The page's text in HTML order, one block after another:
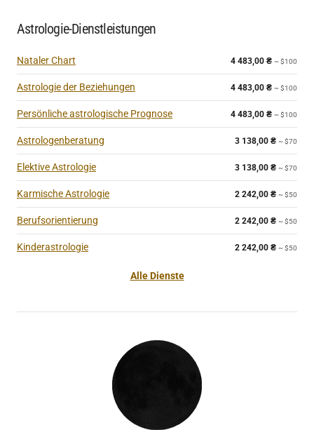
Astrologie-Dienstleistungen
Nataler Chart 4 483,00 ₴ ~ $100
Astrologie der Beziehungen 4 483,00 ₴ ~ $100
Persönliche astrologische Prognose 4 483,00 ₴ ~ $100
Astrologenberatung 3 138,00 ₴ ~ $70
Elektive Astrologie 3 138,00 ₴ ~ $70
Karmische Astrologie 2 242,00 ₴ ~ $50
Berufsorientierung 2 242,00 ₴ ~ $50
Kinderastrologie 2 242,00 ₴ ~ $50
Alle Dienste